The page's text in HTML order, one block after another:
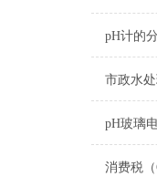
pH计的
市政水
pH玻璃
消费税（